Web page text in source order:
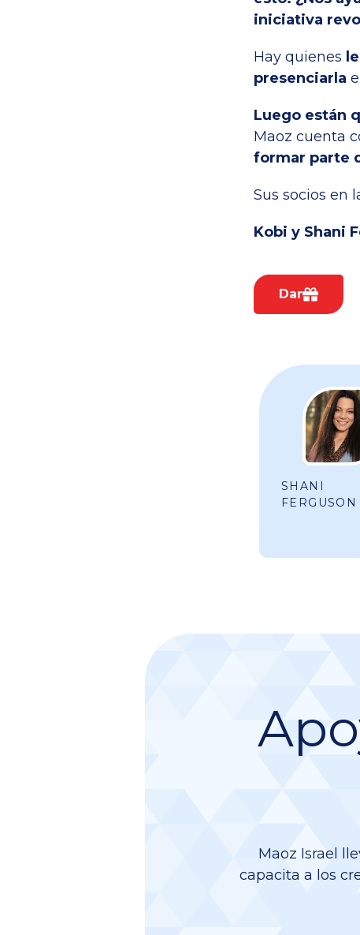
iniciativa
Hay quienes
presenciarla
Luego están
Maoz cuenta
formar parte
Sus socios en
Kobi y Shani
Dar
SHANI
FERGUSON
Maoz Israel
capacita a los